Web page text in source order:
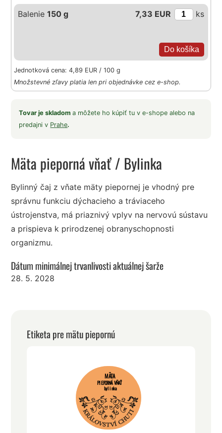
Balenie150 g 7,33 EUR ks
Jednotková cena: 4,89 EUR / 100 g
Množstevné zľavy platia len pri objednávke cez e-shop.
Tovar je skladoma môžete ho kúpiť tu v e-shope alebo na
predajni v Prahe.
Mäta pieporná vňať/ Bylinka
Bylinný čaj z vňate mäty piepornej je vhodný pre
správnu funkciu dýchacieho a tráviaceho
ústrojenstva, má priaznivý vplyv na nervovú sústavu
a prispieva k prirodzenej obranyschopnosti
organizmu.
Dátum minimálnej trvanlivosti aktuálnej šarže
28. 5. 2028
Etiketa pre mätu piepornú
MÄTA
PIEPORNÁ VŇAŤ
bylinka